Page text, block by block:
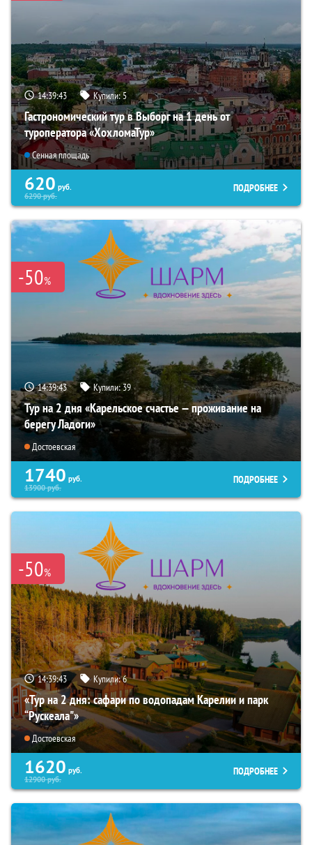
14:39:42 Купили:5
Гастрономический тур в Выборг на 1 день от
туроператора «ХохломаТур»
Сенная площадь
620 руб.
6290руб.
ПОДРОБНЕЕ
-50%
14:39:42 Купили:39
Тур на 2 дня «Карельское счастье — проживание на
берегу Ладоги»
Достоевская
1740 руб.
13900руб.
ПОДРОБНЕЕ
-50%
14:39:42 Купили:6
«Тур на 2 дня: сафари по водопадам Карелии и парк
“Рускеала"»
Достоевская
1620 руб.
12900руб.
ПОДРОБНЕЕ